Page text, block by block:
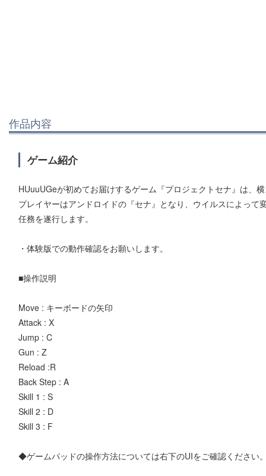
作品内容
ゲーム紹介
HUuuUGeが初めてお届けするゲーム『プロジェクトセナ』は、
プレイヤーはアンドロイドの『セナ』となり、ウイルスによっ
任務を遂行します。
・体験版での動作確認をお願いします。
■操作説明
Move : キーボードの矢印
Attack : X
Jump : C
Gun : Z
Reload :R
Back Step : A
Skill 1 : S
Skill 2 : D
Skill 3 : F
◆ゲームパッドの操作方法については右下のUIをご確認ください